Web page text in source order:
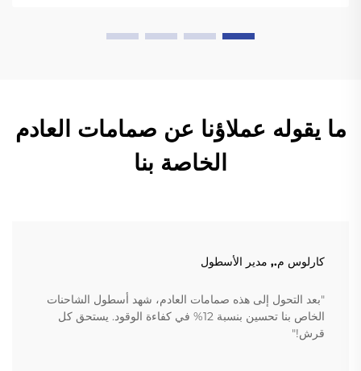
ما يقوله عملاؤنا عن صمامات العادم
الخاصة بنا
كارلوس م., مدير الأسطول
"بعد التحول إلى هذه صمامات العادم، شهد أسطول الشاحنات
الخاص بنا تحسين بنسبة 12% في كفاءة الوقود. يستحق كل
قرش!"